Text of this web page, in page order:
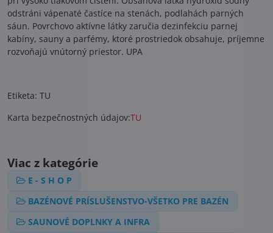
odstráni vápenaté častíce na stenách, podlahách parných
sáun. Povrchovo aktívne látky zaručia dezinfekciu parnej
kabíny, sauny a parfémy, ktoré prostriedok obsahuje, príjemne
rozvoňajú vnútorný priestor. UPA
Etiketa: TU
Karta bezpečnostných údajov:TU
Viac z kategórie
E - S H O P
BAZÉNOVÉ PRÍSLUŠENSTVO-VŠETKO PRE BAZÉN
SAUNOVÉ DOPLNKY A INFRA